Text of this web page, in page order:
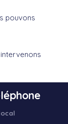
pouvons
?